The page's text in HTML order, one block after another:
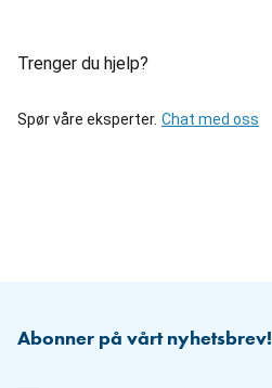
Trenger du hjelp?
Spør våre eksperter. Chat med oss
Abonner på vårt nyhetsbrev!